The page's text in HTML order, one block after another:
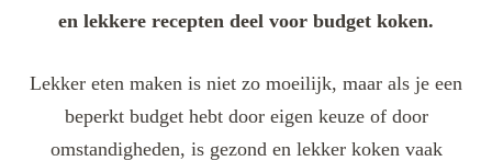
en lekkere recepten deel voor budget koken.
Lekker eten maken is niet zo moeilijk, maar als je een
beperkt budget hebt door eigen keuze of door
omstandigheden, is gezond en lekker koken vaak